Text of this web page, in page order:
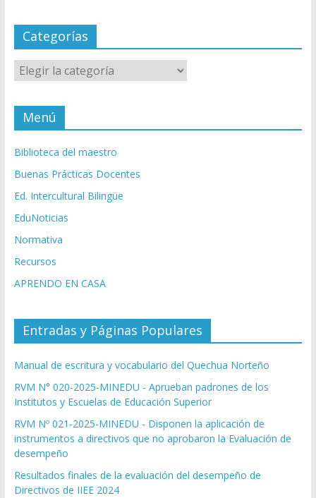
Categorías
Categorías
Menú
Biblioteca del maestro
Buenas Prácticas Docentes
Ed. Intercultural Bilingüe
EduNoticias
Normativa
Recursos
APRENDO EN CASA
Entradas y Páginas Populares
Manual de escritura y vocabulario del Quechua Norteño
RVM N° 020-2025-MINEDU - Aprueban padrones de los
Institutos y Escuelas de Educación Superior
RVM Nº 021-2025-MINEDU - Disponen la aplicación de
instrumentos a directivos que no aprobaron la Evaluación de
desempeño
Resultados finales de la evaluación del desempeño de
Directivos de IIEE 2024